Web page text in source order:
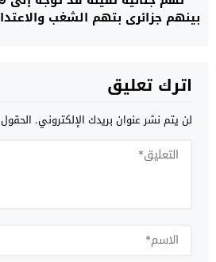
بينهم جزائري بتهم الشغب
اترك تعليق
لن يتم نشر عنوان بريدك الإلكتروني.